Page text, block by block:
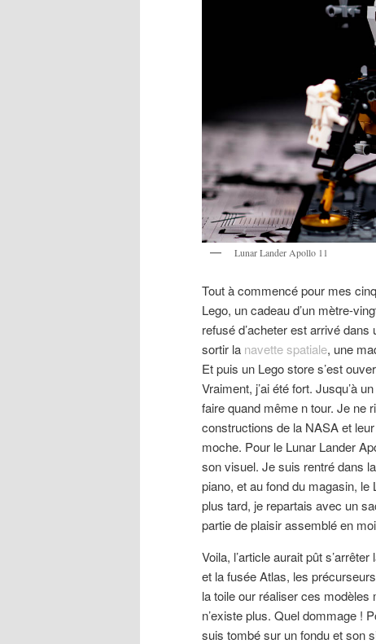
Lunar Lander Apollo 11
Tout à commencé pour mes
Lego, un cadeau d’un mètre-
refusé d’acheter est arrivé
sortir la navette spatiale, une
Et puis un Lego store s’est
Vraiment, j’ai été fort. Jusqu’à
faire quand même n tour. Je ne
constructions de la NASA et
moche. Pour le Lunar Lander
son visuel. Je suis rentré dans
piano, et au fond du magasin,
plus tard, je repartais avec un
partie de plaisir assemblé en
Voila, l’article aurait pût
et la fusée Atlas, les
la toile our réaliser ces
n’existe plus. Quel dommage !
suis tombé sur un fondu et son